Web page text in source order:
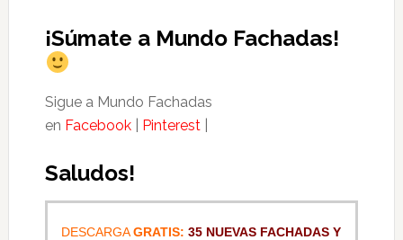
¡Súmate a Mundo Fachadas!
Sigue a Mundo Fachadas
en Facebook| Pinterest|
Saludos!
DESCARGAGRATIS: 35 NUEVAS FACHADAS Y